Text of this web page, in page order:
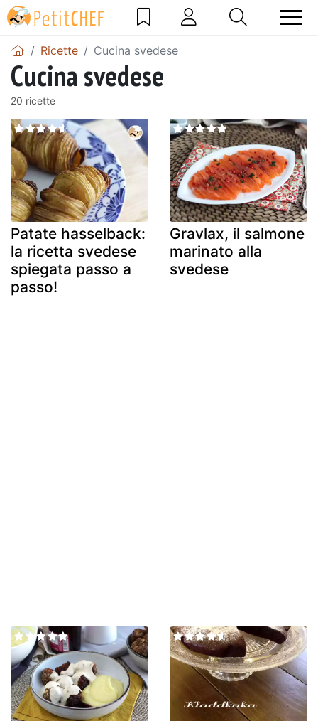
Ricette Cucina svedese
Cucina svedese
20 ricette
Patate hasselback:
la ricetta svedese
spiegata passo a
passo!
Gravlax, il salmone
marinato alla
svedese